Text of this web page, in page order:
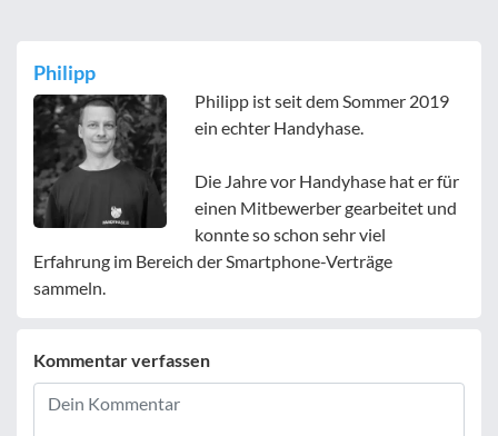
Philipp
Philipp ist seit dem Sommer 2019
ein echter Handyhase.
Die Jahre vor Handyhase hat er für
einen Mitbewerber gearbeitet und
konnte so schon sehr viel
Erfahrung im Bereich der Smartphone-Verträge
sammeln.
Kommentar verfassen